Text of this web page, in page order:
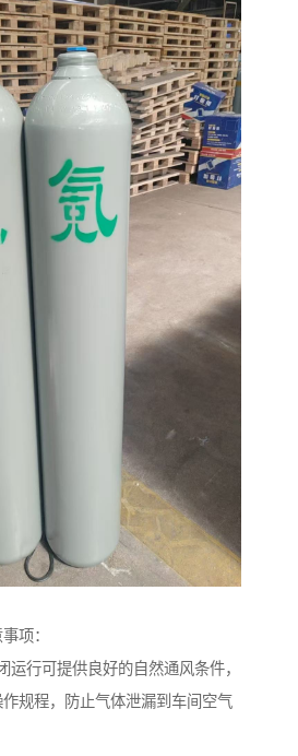
项：
运行可提供良好的自然通风条件，
规程，防止气体泄漏到车间空气